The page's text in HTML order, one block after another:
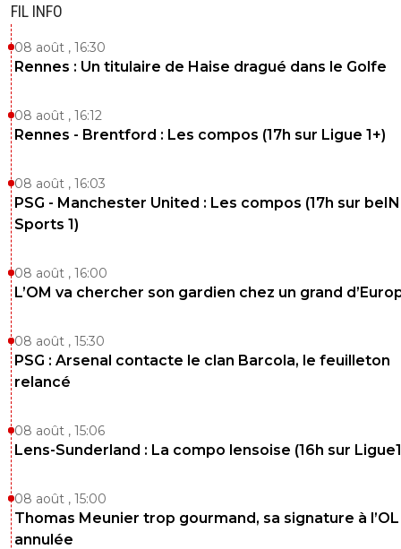
FIL INFO
08 août , 16:30
Rennes : Un titulaire de Haise dragué dans le Golfe
08 août , 16:12
Rennes - Brentford : Les compos (17h sur Ligue 1+)
08 août , 16:03
PSG - Manchester United : Les compos (17h sur beIN
Sports 1)
08 août , 16:00
L’OM va chercher son gardien chez un grand
08 août , 15:30
PSG : Arsenal contacte le clan Barcola, le feuilleton
relancé
08 août , 15:06
Lens-Sunderland : La compo lensoise (16h sur
08 août , 15:00
Thomas Meunier trop gourmand, sa signature à l’OL
annulée